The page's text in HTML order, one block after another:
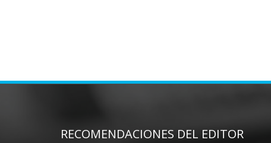
RECOMENDACIONES DEL EDITOR